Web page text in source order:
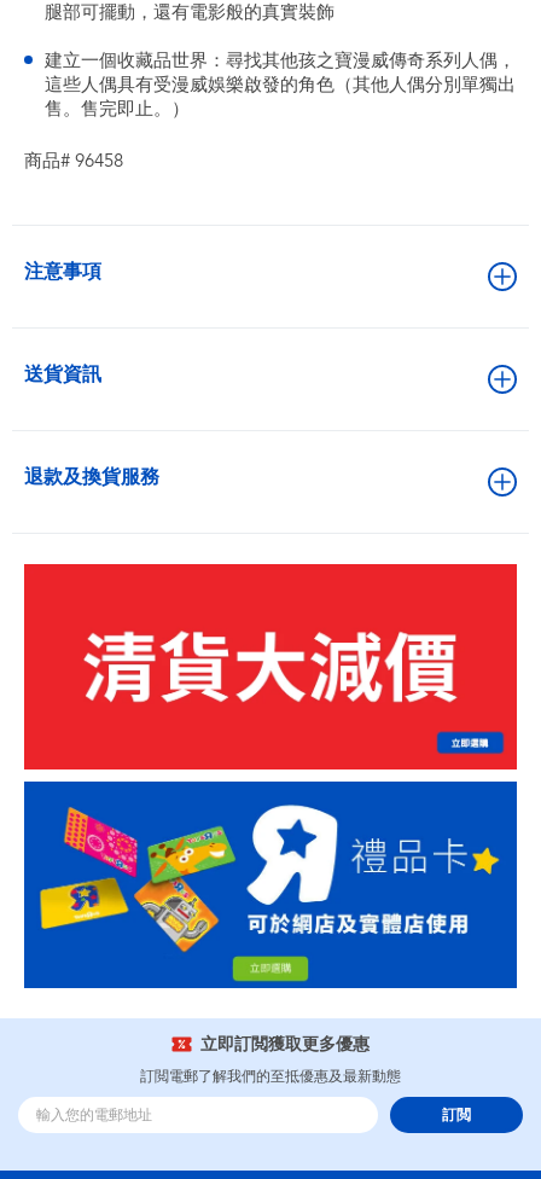
腿部可擺動，還有電影般的真實裝飾
建立一個收藏品世界：尋找其他孩之寶漫威傳奇系列人偶，
這些人偶具有受漫威娛樂啟發的角色（其他人偶分別單獨出
售。售完即止。）
商品# 96458
注意事項
送貨資訊
退款及換貨服務
立即訂閲獲取更多優惠
訂閲電郵了解我們的至抵優惠及最新動態
訂閲